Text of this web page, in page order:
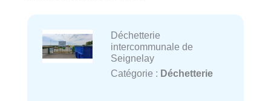
Déchetterie
intercommunale de
Seignelay
Catégorie : Déchetterie